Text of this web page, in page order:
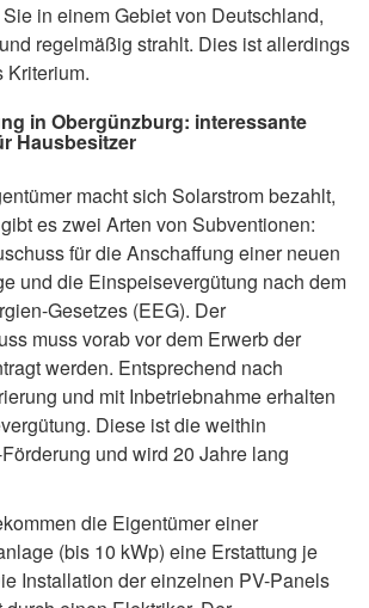
in einem Gebiet von Deutschland,
regelmäßig strahlt. Dies ist allerdings
Kriterium.
in Obergünzburg: interessante
Hausbesitzer
macht sich Solarstrom bezahlt,
es zwei Arten von Subventionen:
für die Anschaffung einer neuen
und die Einspeisevergütung nach dem
Gesetzes (EEG). Der
muss vorab vor dem Erwerb der
werden. Entsprechend nach
und mit Inbetriebnahme erhalten
Diese ist die weithin
und wird 20 Jahre lang
die Eigentümer einer
(bis 10 kWp) eine Erstattung je
Installation der einzelnen PV-Panels